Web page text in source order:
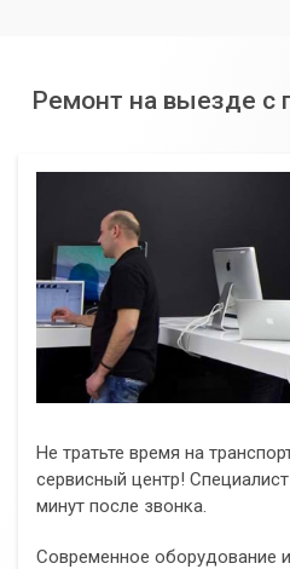
Ремонт на выезде с
Не тратьте время на
сервисный центр!
минут после звонка.
Современное оборудование